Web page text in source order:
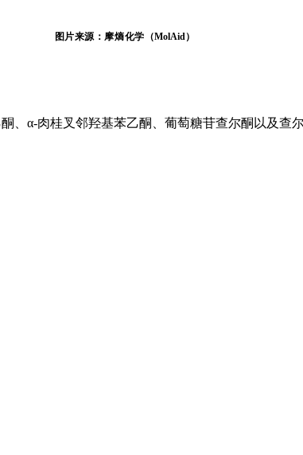
图片来源：摩熵化学（MolAid）
、α-肉桂叉邻羟基苯乙酮、葡萄糖苷查尔酮以及查